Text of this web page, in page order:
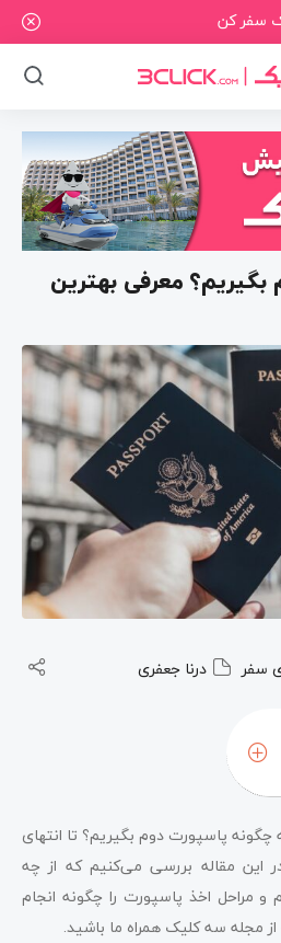
سفر کن
معرفی بهترین
سفر درنا جعفری
پاسپورت دوم بگیریم؟ تا انتهای
این مقاله بررسی می‌کنیم که از چه
مراحل اخذ پاسپورت را چگونه انجام
مجله سه کلیک همراه ما باشید.